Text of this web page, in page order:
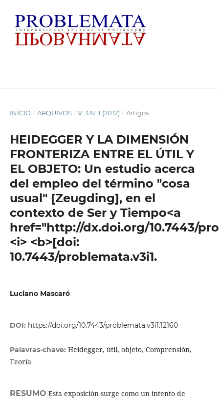
INÍCIO / ARQUIVOS / V. 3 N. 1 (2012) / Artigos
HEIDEGGER Y LA DIMENSIÓN
FRONTERIZA ENTRE EL ÚTIL Y
EL OBJETO: Un estudio acerca
del empleo del término "cosa
usual" [Zeugding], en el
contexto de Ser y Tiempo<a
href="http://dx.doi.org/10.7443/
<i> <b>[doi:
10.7443/problemata.v3i1.
Luciano Mascaró
DOI: https://doi.org/10.7443/problemata.v3i1.12160
Palavras-chave: Heidegger, útil, objeto, Comprensión,
Teoría
RESUMO Esta exposición surge como un intento de